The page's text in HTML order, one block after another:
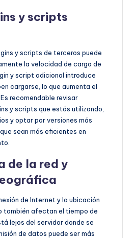
y scripts
y scripts de terceros puede
la velocidad de carga de
y script adicional introduce
cargarse, lo que aumenta el
recomendable revisar
y scripts que estás utilizando,
y optar por versiones más
sean más eficientes en
de la red y
de Internet y la ubicación
también afectan el tiempo de
lejos del servidor donde se
de datos puede ser más